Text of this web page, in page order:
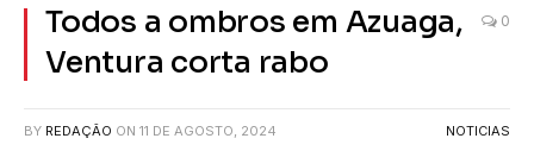
Todos a ombros em Azuaga,
Ventura corta rabo
0
BY REDAÇÃO ON 11 DE AGOSTO, 2024 NOTICIAS